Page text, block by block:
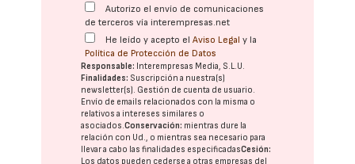
Autorizo el envío de comunicaciones
de terceros vía interempresas.net
He leído y acepto elAviso Legal y la
Política de Protección de Datos
Responsable: Interempresas Media, S.L.U.
Finalidades: Suscripción a nuestra(s)
newsletter(s). Gestión de cuenta de usuario.
Envío de emails relacionados con la misma o
relativos a intereses similares o
asociados.Conservación: mientras dure la
relación con Ud., o mientras sea necesario para
llevar a cabo las finalidades especificadasCesión:
Los datos pueden cederse a otras empresas del